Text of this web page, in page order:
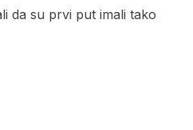
da su prvi put imali tako